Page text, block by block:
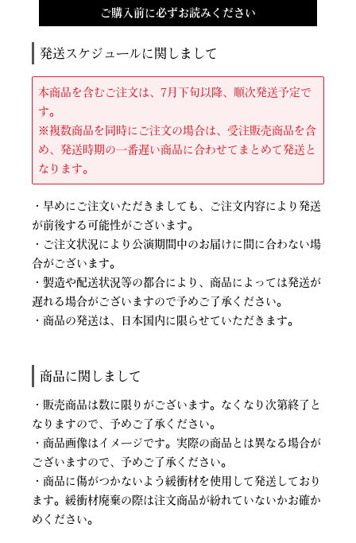
ご購入前に必ずお読みください
発送スケジュールに関しまして
本商品を含むご注文は、7月下旬以降、順次発送予定で
す。
※複数商品を同時にご注文の場合は、受注販売商品を含
め、発送時期の一番遅い商品に合わせてまとめて発送と
なります。
・早めにご注文いただきましても、ご注文内容により発送
が前後する可能性がございます。
・ご注文状況により公演期間中のお届けに間に合わない場
合がございます。
・製造や配送状況等の都合により、商品によっては発送が
遅れる場合がございますので予めご了承ください。
・商品の発送は、日本国内に限らせていただきます。
商品に関しまして
・販売商品は数に限りがございます。なくなり次第終了と
なりますので、予めご了承ください。
・商品画像はイメージです。実際の商品とは異なる場合が
ございますので、予めご了承ください。
・商品に傷がつかないよう緩衝材を使用して発送しており
ます。緩衝材廃棄の際は注文商品が紛れていないかお確か
めください。